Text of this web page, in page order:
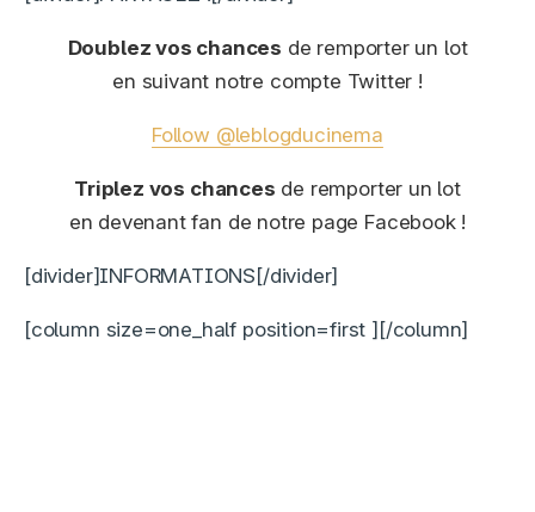
Doublez vos chances de remporter un lot
en suivant notre compte Twitter !
Follow @leblogducinema
Triplez vos chances de remporter un lot
en devenant fan de notre page Facebook !
[divider]INFORMATIONS[/divider]
[column size=one_half position=first ] [/column]